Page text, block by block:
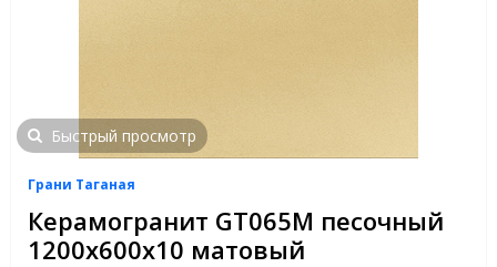
Быстрый просмотр
Грани Таганая
Керамогранит GT065M песочный
1200х600х10 матовый